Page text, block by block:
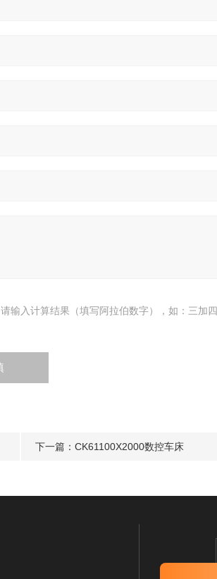
您好
请输入计算结果（填写阿拉伯数字），如：三加
下一篇： CK61100X2000数控车床